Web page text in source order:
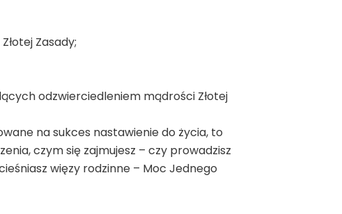
Zasady;
odzwierciedleniem mądrości Złotej
na sukces nastawienie do życia, to
czym się zajmujesz – czy prowadzisz
więzy rodzinne – Moc Jednego